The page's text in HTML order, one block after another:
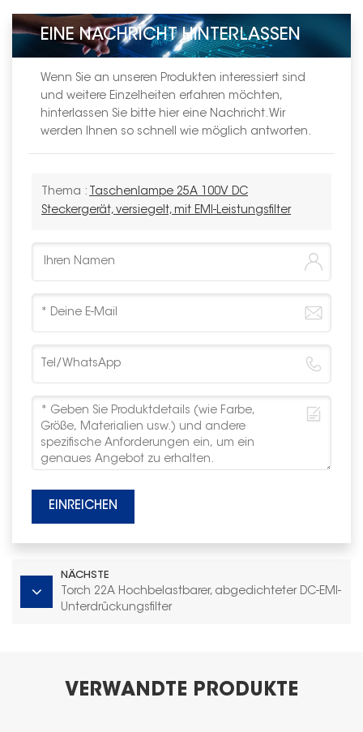
EINE NACHRICHT HINTERLASSEN
Wenn Sie an unseren Produkten interessiert sind
und weitere Einzelheiten erfahren möchten,
hinterlassen Sie bitte hier eine Nachricht. Wir
werden Ihnen so schnell wie möglich antworten.
Thema :
Taschenlampe 25A 100V DC
Steckergerät, versiegelt, mit EMI-Leistungsfilter
EINREICHEN
NÄCHSTE
Torch 22A Hochbelastbarer, abgedichteter DC-EMI-
Unterdrückungsfilter
VERWANDTE PRODUKTE